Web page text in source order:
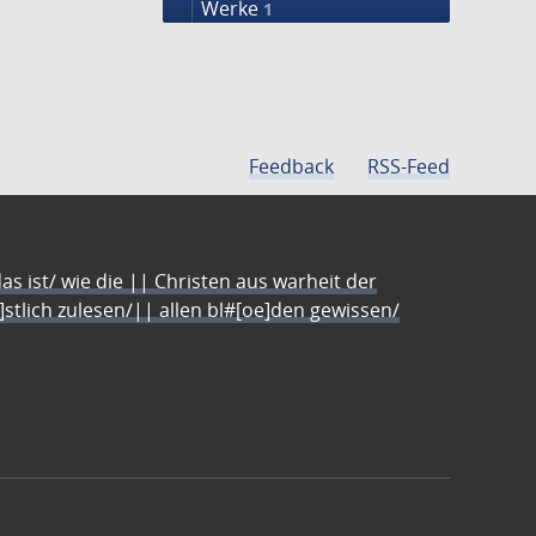
Werke 1
Feedback RSS-Feed
ist/ wie die || Christen aus warheit der
zulesen/|| allen bl#[oe]den gewissen/